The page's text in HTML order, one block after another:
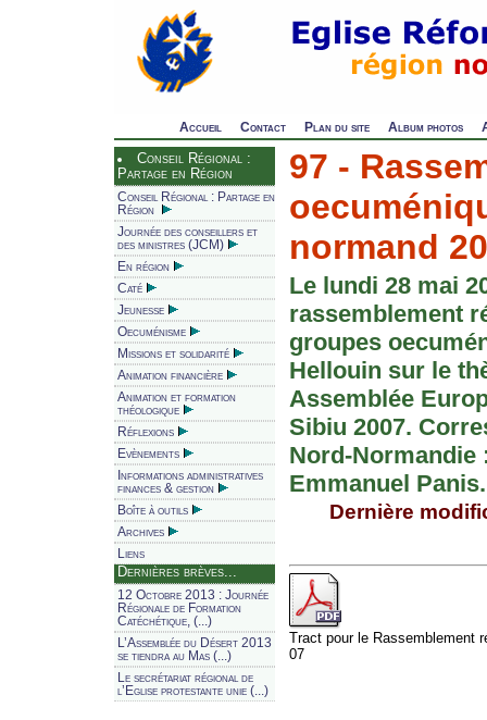
Accueil Contact Plan du site Album photos
Conseil Régional :
Partage en Région
Conseil Régional : Partage en
Région
Journée des conseillers et
des ministres (JCM)
En région
Caté
Jeunesse
Oecuménisme
Missions et solidarité
Animation financière
Animation et formation
théologique
Réflexions
Evènements
Informations administratives
finances & gestion
Boîte à outils
Archives
Liens
Dernières brèves...
12 Octobre 2013 : Journée
Régionale de Formation
Catéchétique, (...)
L’Assemblée du Désert 2013
se tiendra au Mas (...)
Le secrétariat régional de
l’Eglise protestante unie (...)
97 -
normand
Le lundi 28 mai
rassemblement
groupes
Hellouin sur le
Assemblée
Sibiu 2007.
Nord-Normandie
Emmanuel Panis.
Dernière
Tract pour le Rassemblement
07